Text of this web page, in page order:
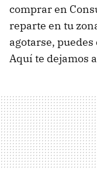
comprar en
reparte en tu
agotarse,
Aquí te dejamos